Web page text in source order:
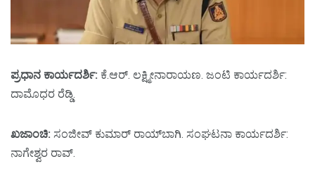
ಪ್ರಧಾನ ಕಾರ್ಯದರ್ಶಿ: ಕೆ.ಆರ್‌. ಲಕ್ಷ್ಮೀನಾರಾಯಣ. ಜಂಟಿ ಕಾರ್ಯದರ್ಶಿ:
ದಾಮೊಧರ ರೆಡ್ಡಿ.
ಖಜಾಂಚಿ: ಸಂಜೀವ್‌ ಕುಮಾರ್‌ ರಾಯ್‌ಬಾಗಿ. ಸಂಘಟನಾ ಕಾರ್ಯದರ್ಶಿ:
ನಾಗೇಶ್ವರ ರಾವ್‌.